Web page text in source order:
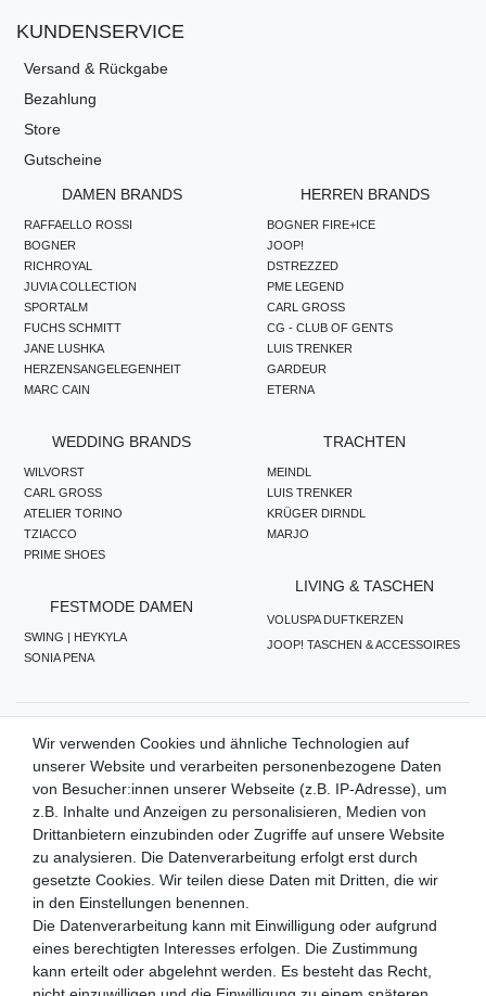
KUNDENSERVICE
Versand & Rückgabe
Bezahlung
Store
Gutscheine
DAMEN BRANDS
RAFFAELLO ROSSI
BOGNER
RICHROYAL
JUVIA COLLECTION
SPORTALM
FUCHS SCHMITT
JANE LUSHKA
HERZENSANGELEGENHEIT
MARC CAIN
HERREN BRANDS
BOGNER FIRE+ICE
JOOP!
DSTREZZED
PME LEGEND
CARL GROSS
CG - CLUB OF GENTS
LUIS TRENKER
GARDEUR
ETERNA
WEDDING BRANDS
WILVORST
CARL GROSS
ATELIER TORINO
TZIACCO
PRIME SHOES
FESTMODE DAMEN
SWING | HEYKYLA
SONIA PENA
TRACHTEN
MEINDL
LUIS TRENKER
KRÜGER DIRNDL
MARJO
LIVING & TASCHEN
VOLUSPA DUFTKERZEN
JOOP! TASCHEN & ACCESSOIRES
ZAHLUNGSMETHODEN
WIR VERSENDEN MIT
QUALITÄTSVERSPRECHEN
Wir verwenden Cookies und ähnliche Technologien auf
unserer Website und verarbeiten personenbezogene Daten
von Besucher:innen unserer Webseite (z.B. IP-Adresse), um
z.B. Inhalte und Anzeigen zu personalisieren, Medien von
Drittanbietern einzubinden oder Zugriffe auf unsere Website
zu analysieren. Die Datenverarbeitung erfolgt erst durch
gesetzte Cookies. Wir teilen diese Daten mit Dritten, die wir
in den Einstellungen benennen.
Die Datenverarbeitung kann mit Einwilligung oder aufgrund
eines berechtigten Interesses erfolgen. Die Zustimmung
kann erteilt oder abgelehnt werden. Es besteht das Recht,